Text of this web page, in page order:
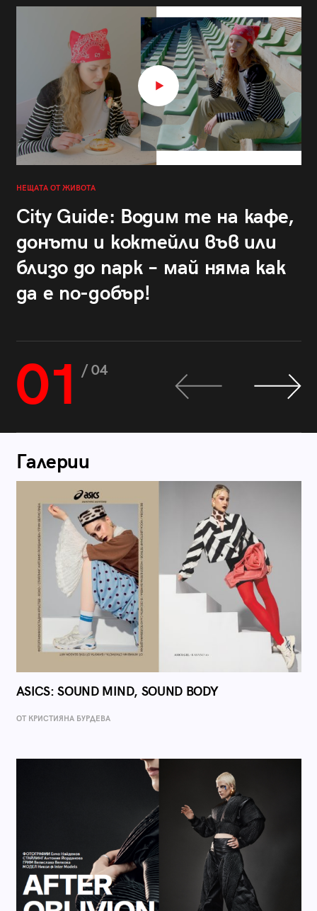
НЕЩАТА ОТ ЖИВОТА
City Guide: Водим те на кафе,
донъти и коктейли във или
близо до парк – май няма как
да е по-добър!
01 / 04
Галерии
ASICS: SOUND MIND, SOUND BODY
ОТ КРИСТИЯНА БУРДЕВА